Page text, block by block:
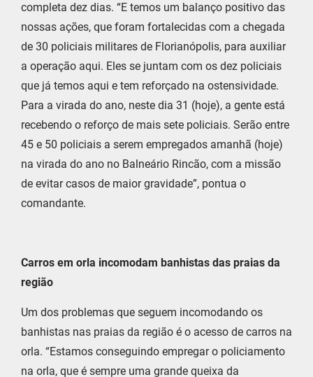
completa dez dias. “E temos um balanço positivo das
nossas ações, que foram fortalecidas com a chegada
de 30 policiais militares de Florianópolis, para auxiliar
a operação aqui. Eles se juntam com os dez policiais
que já temos aqui e tem reforçado na ostensividade.
Para a virada do ano, neste dia 31 (hoje), a gente está
recebendo o reforço de mais sete policiais. Serão entre
45 e 50 policiais a serem empregados amanhã (hoje)
na virada do ano no Balneário Rincão, com a missão
de evitar casos de maior gravidade”, pontua o
comandante.
Carros em orla incomodam banhistas das praias da
região
Um dos problemas que seguem incomodando os
banhistas nas praias da região é o acesso de carros na
orla. “Estamos conseguindo empregar o policiamento
na orla, que é sempre uma grande queixa da